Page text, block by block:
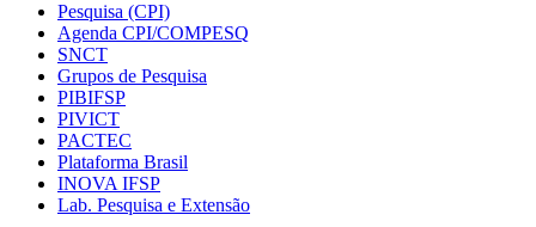
Pesquisa (CPI)
Agenda CPI/COMPESQ
SNCT
Grupos de Pesquisa
PIBIFSP
PIVICT
PACTEC
Plataforma Brasil
INOVA IFSP
Lab. Pesquisa e Extensão